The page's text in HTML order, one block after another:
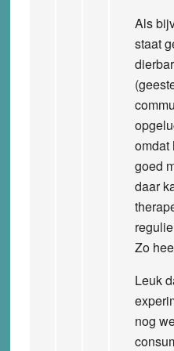
Als
staat
omdat
goed
daar
Zo
Leuk
nog